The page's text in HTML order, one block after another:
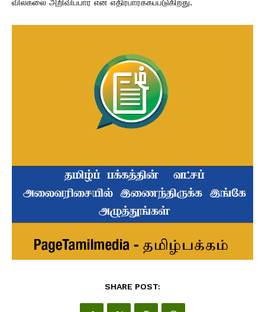
விலகலை அறிவிப்பார் என எதிர்பார்க்கப்படுகிறது.
SHARE POST: